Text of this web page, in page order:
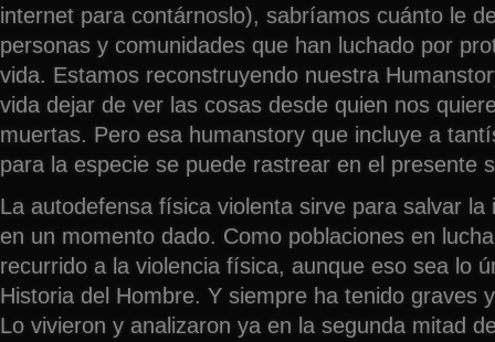
internet para contárnoslo), sabríamos cuánto le
personas y comunidades que han luchado por
vida. Estamos reconstruyendo nuestra
vida dejar de ver las cosas desde quien nos
muertas. Pero esa humanstory que incluye a
para la especie se puede rastrear en el presente
La autodefensa física violenta sirve para salvar la
en un momento dado. Como poblaciones en
recurrido a la violencia física, aunque eso sea lo
Historia del Hombre. Y siempre ha tenido graves
Lo vivieron y analizaron ya en la segunda mitad